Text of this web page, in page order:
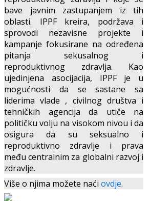
bave javnim zastupanjem iz tih
oblasti. IPPF kreira, podržava i
sprovodi nezavisne projekte i
kampanje fokusirane na određena
pitanja sekusalnog i
reproduktivnog zdravlja. Kao
ujedinjena asocijacija, IPPF je u
mogućnosti da se sastane sa
liderima vlade , civilnog društva i
tehničkih agencija da utiče na
političku volju na visokom nivou i da
osigura da su seksualno i
reproduktivno zdravlje i prava
među centralnim za globalni razvoj i
zdravlje.
Više o njima možete naći ovdje.